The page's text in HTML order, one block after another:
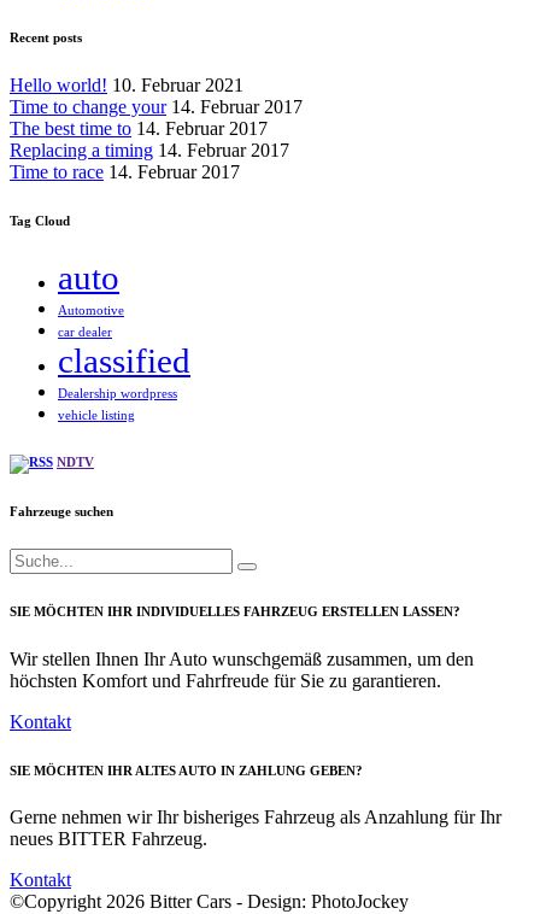
Recent posts
Hello world! 10. Februar 2021
Time to change your 14. Februar 2017
The best time to 14. Februar 2017
Replacing a timing 14. Februar 2017
Time to race 14. Februar 2017
Tag Cloud
auto
Automotive
car dealer
classified
Dealership wordpress
vehicle listing
NDTV
Fahrzeuge suchen
SIE MÖCHTEN IHR INDIVIDUELLES FAHRZEUG ERSTELLEN LASSEN?
Wir stellen Ihnen Ihr Auto wunschgemäß zusammen, um den
höchsten Komfort und Fahrfreude für Sie zu garantieren.
Kontakt
SIE MÖCHTEN IHR ALTES AUTO IN ZAHLUNG GEBEN?
Gerne nehmen wir Ihr bisheriges Fahrzeug als Anzahlung für Ihr
neues BITTER Fahrzeug.
Kontakt
©Copyright 2026 Bitter Cars - Design: PhotoJockey